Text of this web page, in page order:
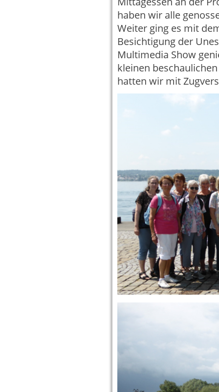
haben wir alle
Weiter ging es mit
Besichtigung der
Multimedia Show
kleinen
hatten wir mit